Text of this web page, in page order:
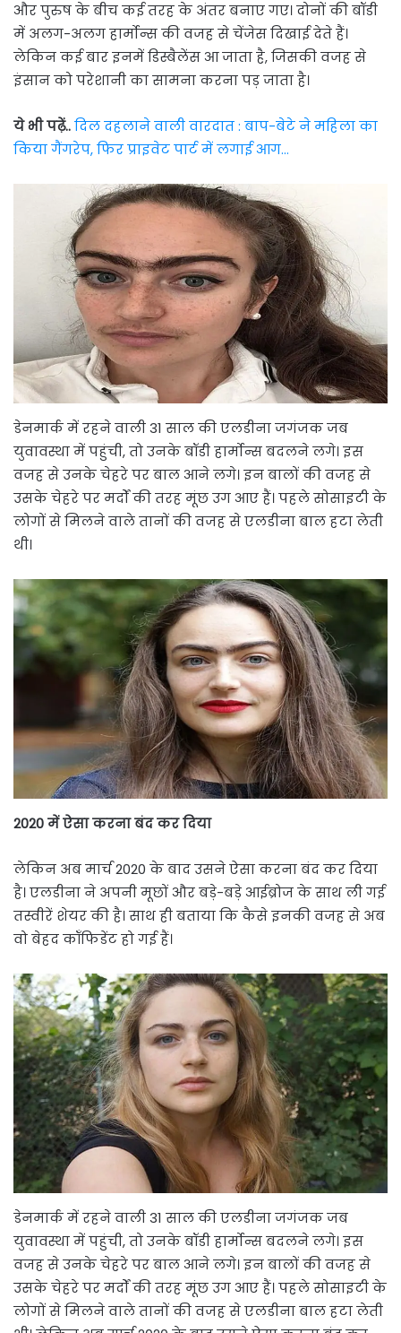
और पुरुष के बीच कई तरह के अंतर बनाए गए। दोनों की बॉडी
में अलग-अलग हार्मोन्स की वजह से चेंजेस दिखाई देते हैं।
लेकिन कई बार इनमें डिस्बैलेंस आ जाता है, जिसकी वजह से
इंसान को परेशानी का सामना करना पड़ जाता है।
ये भी पढ़ें..दिल दहलाने वाली वारदात : बाप-बेटे ने महिला का
किया गैंगरेप, फिर प्राइवेट पार्ट में लगाई आग…
डेनमार्क में रहने वाली 31 साल की एलडीना जगंजक जब
युवावस्था में पहुंची, तो उनके बॉडी हार्मोन्स बदलने लगे। इस
वजह से उनके चेहरे पर बाल आने लगे। इन बालों की वजह से
उसके चेहरे पर मर्दों की तरह मूंछ उग आए हैं। पहले सोसाइटी के
लोगों से मिलने वाले तानों की वजह से एलडीना बाल हटा लेती
थी।
2020 में ऐसा करना बंद कर दिया
लेकिन अब मार्च 2020 के बाद उसने ऐसा करना बंद कर दिया
है। एलडीना ने अपनी मूछों और बड़े-बड़े आईब्रोज के साथ ली गई
तस्वीरें शेयर की है। साथ ही बताया कि कैसे इनकी वजह से अब
वो बेहद कॉंफिडेंट हो गई हैं।
डेनमार्क में रहने वाली 31 साल की एलडीना जगंजक जब
युवावस्था में पहुंची, तो उनके बॉडी हार्मोन्स बदलने लगे। इस
वजह से उनके चेहरे पर बाल आने लगे। इन बालों की वजह से
उसके चेहरे पर मर्दों की तरह मूंछ उग आए हैं। पहले सोसाइटी के
लोगों से मिलने वाले तानों की वजह से एलडीना बाल हटा लेती